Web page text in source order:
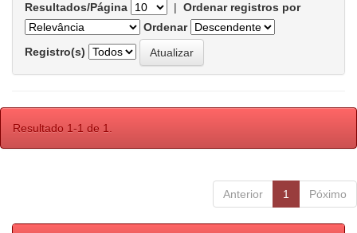
Resultados/Página | Ordenar registros por
Ordenar
Registro(s)
Resultado 1-1 de 1.
Anterior 1 Póximo